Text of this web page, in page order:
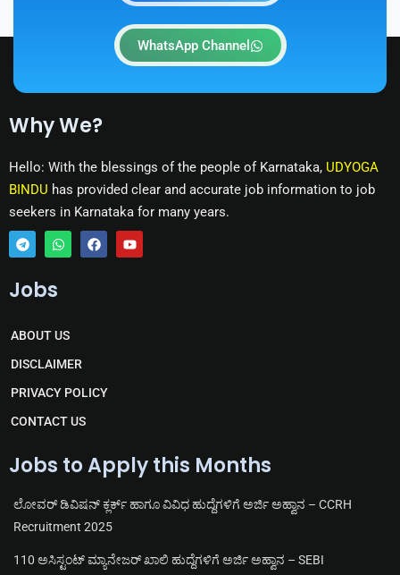
WhatsApp Channel
Why We?
Hello: With the blessings of the people of Karnataka, UDYOGA
BINDU has provided clear and accurate job information to job
seekers in Karnataka for many years.
T
l
r
a
m
W
a
a
p
p
F Y
Jobs
ABOUT US
DISCLAIMER
PRIVACY POLICY
CONTACT US
Jobs to Apply this Months
ಲೋವರ್ ಡಿವಿಷನ್ ಕ್ಲರ್ಕ್ ಹಾಗೂ ವಿವಿಧ ಹುದ್ದೆಗಳಿಗೆ ಅರ್ಜಿ ಅಹ್ವಾನ – CCRH
Recruitment 2025
110 ಅಸಿಸ್ಟಂಟ್ ಮ್ಯಾನೇಜರ್ ಖಾಲಿ ಹುದ್ದೆಗಳಿಗೆ ಅರ್ಜಿ ಅಹ್ವಾನ – SEBI